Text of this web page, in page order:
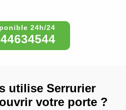
utilise Serrurier
votre porte ?